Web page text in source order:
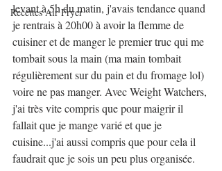
Recettes Air Fryer
levant à 5h du matin, j'avais tendance quand
je rentrais à 20h00 à avoir la flemme de
cuisiner et de manger le premier truc qui me
tombait sous la main (ma main tombait
régulièrement sur du pain et du fromage lol)
voire ne pas manger. Avec Weight Watchers,
j'ai très vite compris que pour maigrir il
fallait que je mange varié et que je
cuisine...j'ai aussi compris que pour cela il
faudrait que je sois un peu plus organisée.